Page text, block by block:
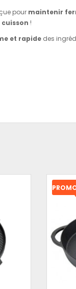
pour maintenir
!
et rapidedes